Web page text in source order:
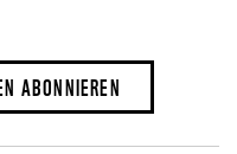
ABONNIEREN